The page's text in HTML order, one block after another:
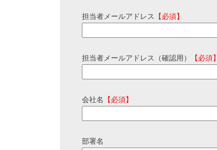
担当者メールアドレス 【必須】
担当者メールアドレス（確認用） 【必須
会社名 【必須】
部署名